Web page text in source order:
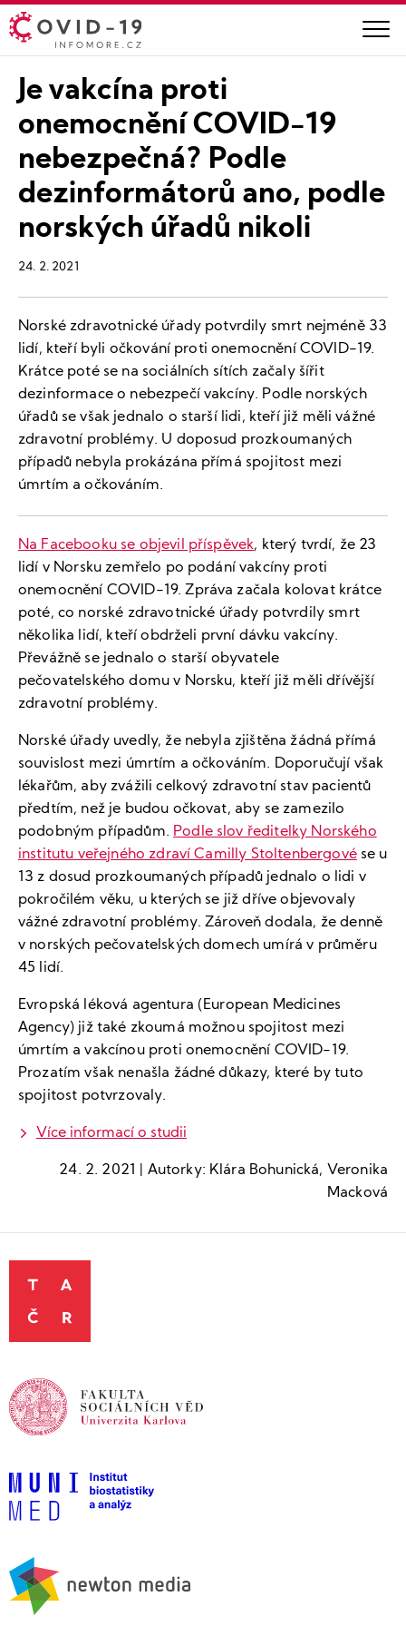
Je vakcína proti
onemocnění COVID-19
nebezpečná? Podle
dezinformátorů ano, podle
norských úřadů nikoli
24. 2. 2021
Norské zdravotnické úřady potvrdily smrt nejméně 33
lidí, kteří byli očkování proti onemocnění COVID-19.
Krátce poté se na sociálních sítích začaly šířit
dezinformace o nebezpečí vakcíny. Podle norských
úřadů se však jednalo o starší lidi, kteří již měli vážné
zdravotní problémy. U doposud prozkoumaných
případů nebyla prokázána přímá spojitost mezi
úmrtím a očkováním.
Na Facebooku se objevil příspěvek, který tvrdí, že 23
lidí v Norsku zemřelo po podání vakcíny proti
onemocnění COVID-19. Zpráva začala kolovat krátce
poté, co norské zdravotnické úřady potvrdily smrt
několika lidí, kteří obdrželi první dávku vakcíny.
Převážně se jednalo o starší obyvatele
pečovatelského domu v Norsku, kteří již měli dřívější
zdravotní problémy.
Norské úřady uvedly, že nebyla zjištěna žádná přímá
souvislost mezi úmrtím a očkováním. Doporučují však
lékařům, aby zvážili celkový zdravotní stav pacientů
předtím, než je budou očkovat, aby se zamezilo
podobným případům. Podle slov ředitelky Norského
institutu veřejného zdraví Camilly Stoltenbergovése u
13 z dosud prozkoumaných případů jednalo o lidi v
pokročilém věku, u kterých se již dříve objevovaly
vážné zdravotní problémy. Zároveň dodala, že denně
v norských pečovatelských domech umírá v průměru
45 lidí.
Evropská léková agentura (European Medicines
Agency) již také zkoumá možnou spojitost mezi
úmrtím a vakcínou proti onemocnění COVID-19.
Prozatím však nenašla žádné důkazy, které by tuto
spojitost potvrzovaly.
Více informací o studii
24. 2. 2021 | Autorky: Klára Bohunická, Veronika
Macková